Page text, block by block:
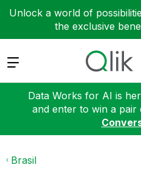
Unlock a world of
the exclusive
Expand
Data Works for AI is
and enter to win a pair
Brasil